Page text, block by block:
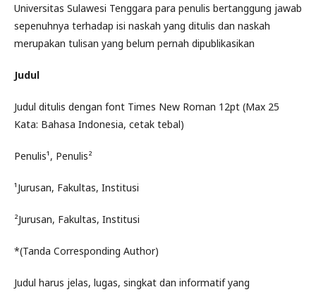
Universitas Sulawesi Tenggara para penulis bertanggung jawab
sepenuhnya terhadap isi naskah yang ditulis dan naskah
merupakan tulisan yang belum pernah dipublikasikan
Judul
Judul ditulis dengan font Times New Roman 12pt (Max 25
Kata: Bahasa Indonesia, cetak tebal)
Penulis¹, Penulis²
¹Jurusan, Fakultas, Institusi
²Jurusan, Fakultas, Institusi
*(Tanda Corresponding Author)
Judul harus jelas, lugas, singkat dan informatif yang